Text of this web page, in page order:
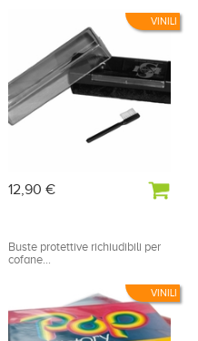
VINILI
12,90 €
VINILI
Buste protettive richiudibili per
cofane...